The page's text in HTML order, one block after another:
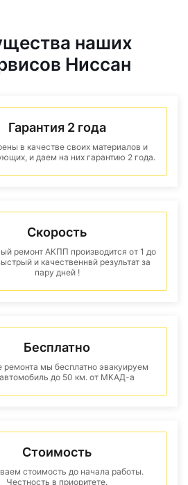
наших
Ниссан
Гарантия 2 года
в качестве своих материалов и
и даем на них гарантию 2 года.
Скорость
ремонт АКПП производится от 1 до
и качественнвй результат за
пару дней !
Бесплатно
ремонта мы бесплатно эвакуируем
до 50 км. от МКАД-а
Стоимость
стоимость до начала работы.
Честность в приоритете.